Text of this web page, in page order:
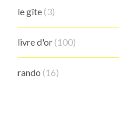
le gîte (3)
livre d'or (100)
rando (16)